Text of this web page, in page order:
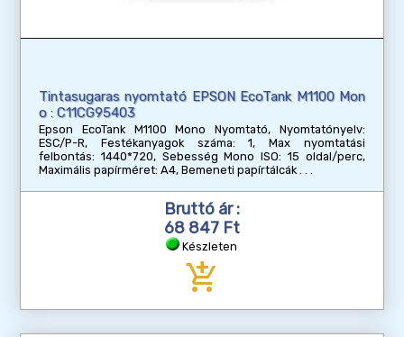
Tintasugaras nyomtató EPSON EcoTank M1100 Mon
o : C11CG95403
Epson EcoTank M1100 Mono Nyomtató, Nyomtatónyelv:
ESC/P-R, Festékanyagok száma: 1, Max nyomtatási
felbontás: 1440*720, Sebesség Mono ISO: 15 oldal/perc,
Maximális papírméret: A4, Bemeneti papírtálcák
Bruttó ár :
68 847 Ft
Készleten
add_shopping_cart